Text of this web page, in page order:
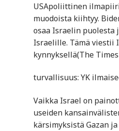
USApoliittinen
muodoista kiihtyy.
osaa Israelin
Israelille. Tämä viestii
kynnyksellä​(The
turvallisuus: YK
Vaikka Israel on
useiden
kärsimyksistä Gazan